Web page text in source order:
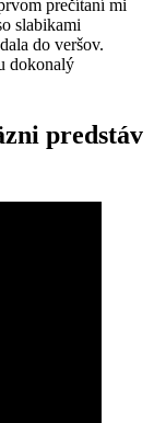
prečítaní mi
slabikami
do veršov.
dokonalý
predstáv